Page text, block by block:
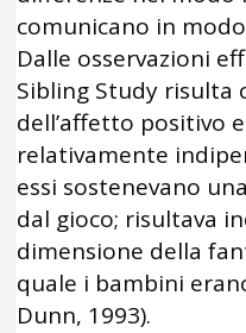
comunicano in
Dalle osservazioni
Sibling Study risulta
dell’affetto positivo
relativamente
essi sostenevano
dal gioco; risultava
dimensione della
quale i bambini
Dunn, 1993).